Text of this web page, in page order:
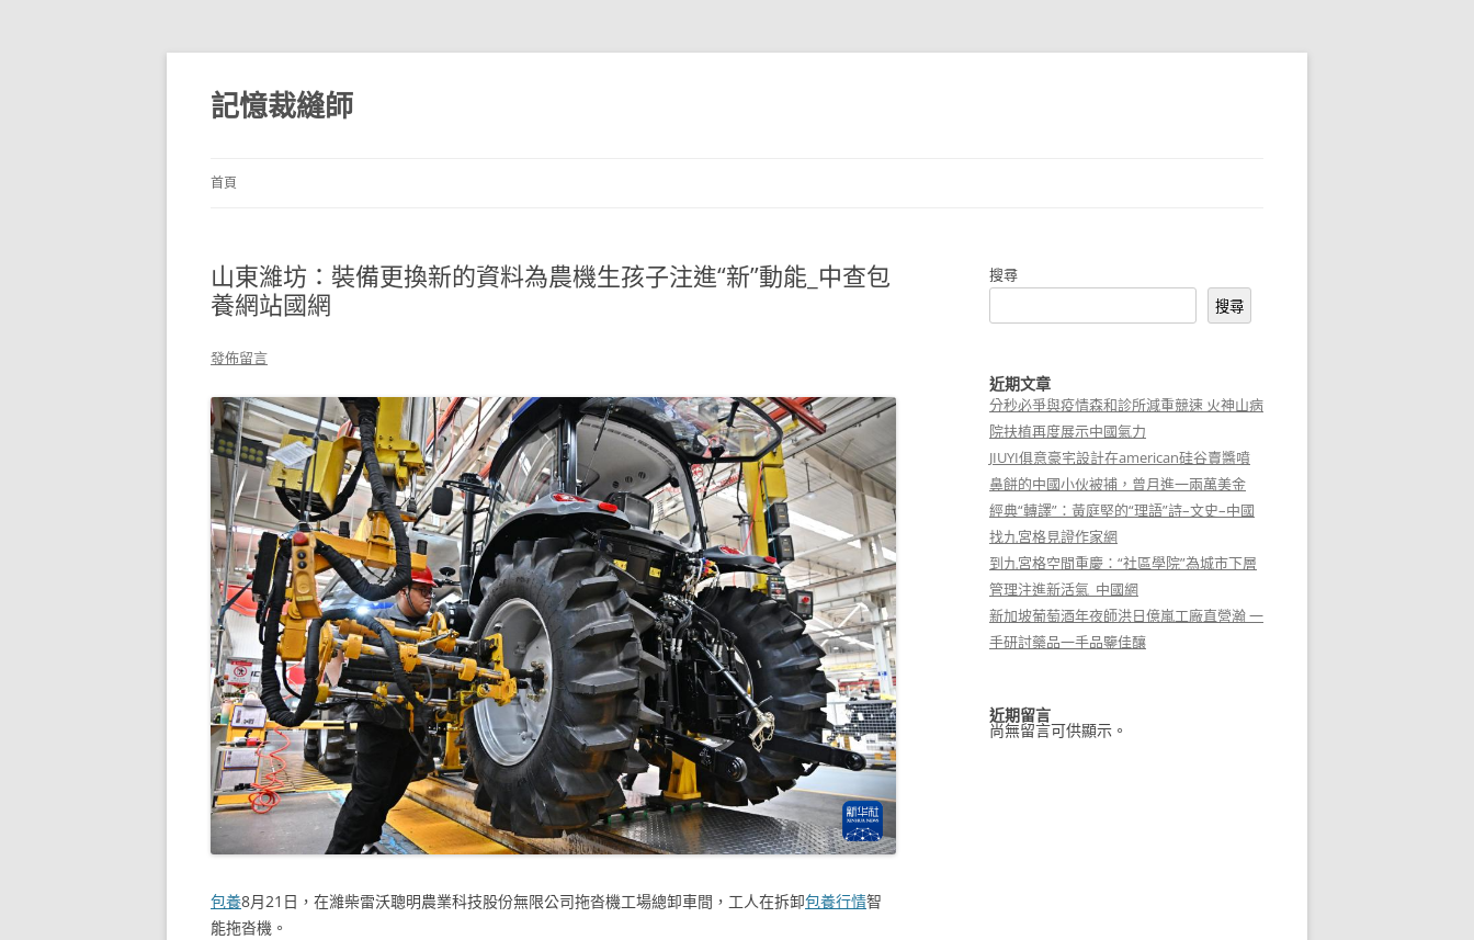
跳
主
要
內
記憶裁縫師
首頁
山東濰坊：裝備更換新的資料為農機生孩子注進“新”動能_中查包
養網站國網
發佈留言
包養8月21日，在濰柴雷沃聰明農業科技股份無限公司拖沓機工場總卸車間，工人在拆卸包養行情智
能拖沓機。
搜尋
搜尋
近期文章
分秒必爭與疫情森和診所減重競速 火神山病
院扶植再度展示中國氣力
JIUYI俱意豪宅設計在american硅谷賣醬噴
鼻餅的中國小伙被捕，曾月進一兩萬美金
經典“轉譯”：黃庭堅的“理語”詩–文史–中國
找九宮格見證作家網
到九宮格空間重慶：“社區學院”為城市下層
管理注進新活氣_中國網
新加坡葡萄酒年夜師洪日億嵐工廠直營瀚 一
手研討藥品一手品鑒佳釀
近期留言
尚無留言可供顯示。